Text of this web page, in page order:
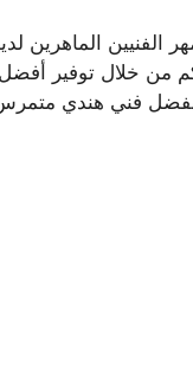
الفنيين الماهرين
من خلال توفير
بفضل فني هندي